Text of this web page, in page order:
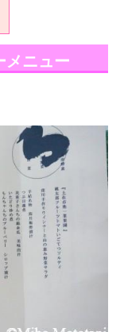
ニュー